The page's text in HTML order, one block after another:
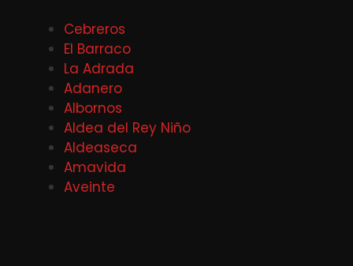
Cebreros
El Barraco
La Adrada
Adanero
Albornos
Aldea del Rey Niño
Aldeaseca
Amavida
Aveinte